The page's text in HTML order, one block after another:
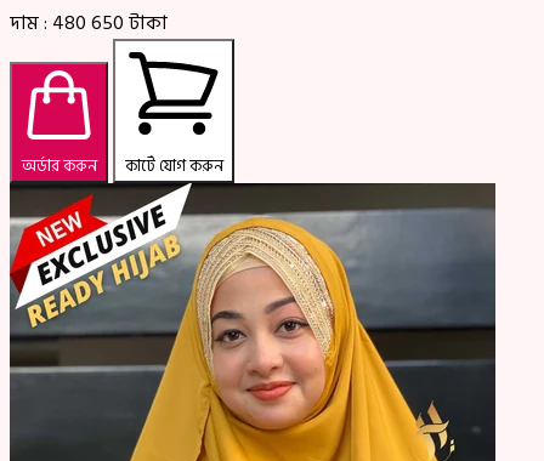
দাম : 480650টাকা
অর্ডার করুন কার্টে যোগ করুন